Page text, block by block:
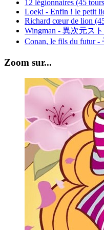
12 légionnaires (45
Loeki - Enfin ! le petit
Richard cœur de lion
Wingman - 異次元ス
Conan, le fils du futur
Zoom sur...